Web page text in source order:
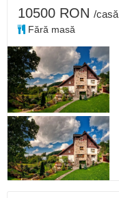
10500 RON /casă
Fără masă